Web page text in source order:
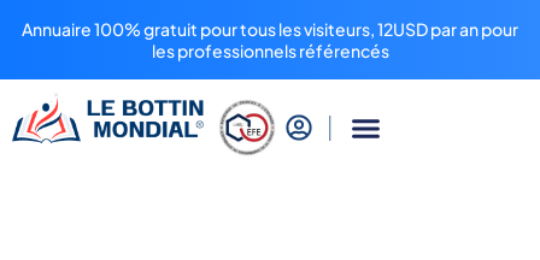
Annuaire 100% gratuit pour tous les visiteurs, 12USD par an pour
les professionnels référencés